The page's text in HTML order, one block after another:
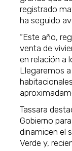
registrado
ha seguido
“Este año,
venta de
en relación a
Llegaremos
Tassara
Gobierno
dinamicen el
Verde y,